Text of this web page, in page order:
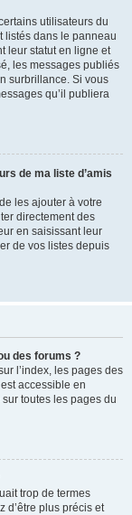
utilisateurs du
listés dans le panneau
leur statut en ligne et
les messages publiés
surbrillance. Si vous
qu’il publiera
de ma liste d’amis
les ajouter à votre
directement des
en saisissant leur
de vos listes depuis
des forums ?
l’index, les pages des
accessible en
toutes les pages du
trop de termes
d’être plus précis et